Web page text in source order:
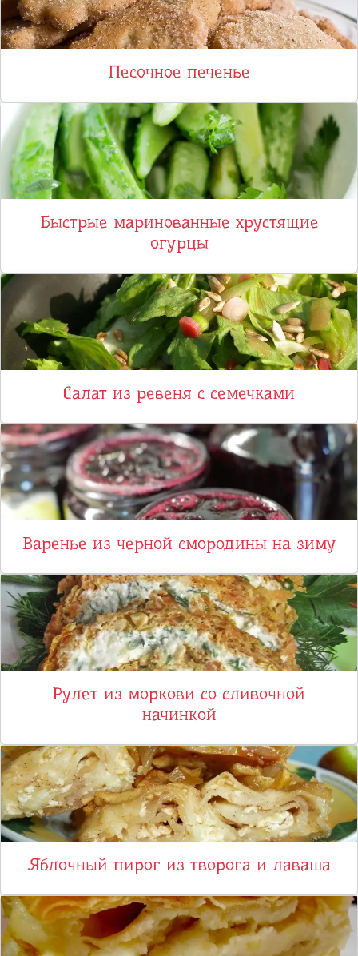
Песочное печенье
Быстрые маринованные хрустящие
огурцы
Салат из ревеня с семечками
Варенье из черной смородины на зиму
Рулет из моркови со сливочной
начинкой
Яблочный пирог из творога и лаваша